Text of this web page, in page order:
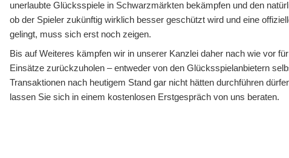
unerlaubte Glücksspiele in Schwarzmärkten bekämpfen und den
ob der Spieler zukünftig wirklich besser geschützt wird und eine
gelingt, muss sich erst noch zeigen.
Bis auf Weiteres kämpfen wir in unserer Kanzlei daher nach wie vor
Einsätze zurückzuholen ­– entweder von den Glücksspielanbietern
Transaktionen nach heutigem Stand gar nicht hätten durchführen
lassen Sie sich in einem kostenlosen Erstgespräch von uns beraten.